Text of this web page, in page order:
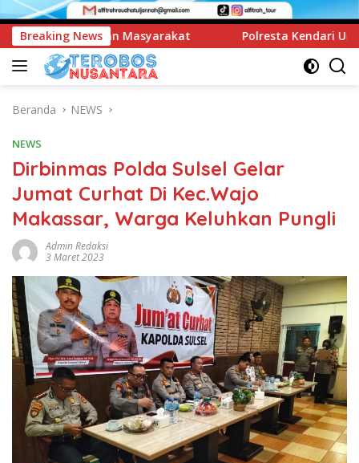
Breaking News
Polresta Kendari Ungkap Kasus Curnik, Lima
Beranda NEWS
NEWS
Dirbinmas Polda Sulsel Gelar
Jumat Curhat Di Kec.Wajo
Makassar, Warga Keluhkan Pungli
Admin Redaksi
3 Maret 2023